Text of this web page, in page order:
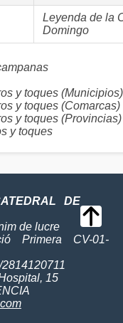
Leyenda de la
Domingo
y toques (Municipios)
y toques (Comarcas)
y toques (Provincias)
y toques
DE
de lucre
Primera CV-01-
15